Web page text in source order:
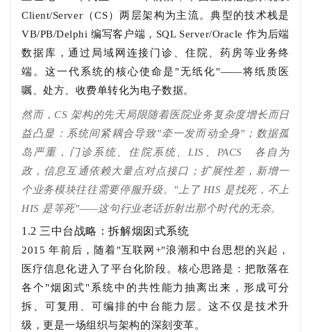
Client/Server（CS）两层架构为主流。典型的技术栈是
VB/PB/Delphi 编写客户端，SQL Server/Oracle 作为后端
数据库，通过局域网连接门诊、住院、药房等业务终
端。这一代系统的核心使命是"无纸化"——将纸质医
嘱、处方、收费单转化为电子数据。
然而，CS 架构的先天局限随着医院业务复杂度增长而日
益凸显：系统间紧耦合导致"牵一发而动全身"；数据孤
岛严重，门诊系统、住院系统、LIS、 PACS
各自为
政，信息互通依赖大量点对点接口；扩展性差，新增一
个业务模块往往需要停服升级。"上了 HIS 是找死，不上
HIS 是等死"——这句行业老话折射出那个时代的无奈。
1.2 三中台战略：拆解烟囱式系统
2015 年前后，随着"互联网+"浪潮和中台思想的兴起，
医疗信息化进入了平台化阶段。核心思路是：把散落在
各个"烟囱式"系统中的共性能力抽离出来，形成可分
拆、可复用、可编排的中台能力层。这不仅是技术升
级，更是一场组织与架构的深刻变革。